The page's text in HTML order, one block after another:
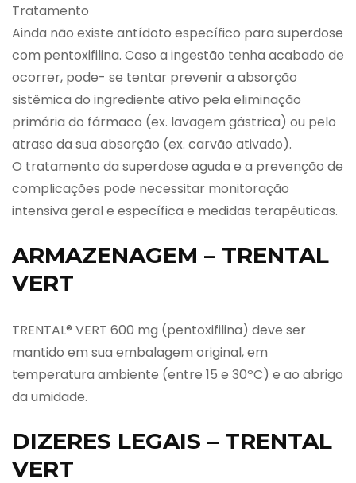
Tratamento
Ainda não existe antídoto específico para superdose
com pentoxifilina. Caso a ingestão tenha acabado de
ocorrer, pode- se tentar prevenir a absorção
sistêmica do ingrediente ativo pela eliminação
primária do fármaco (ex. lavagem gástrica) ou pelo
atraso da sua absorção (ex. carvão ativado).
O tratamento da superdose aguda e a prevenção de
complicações pode necessitar monitoração
intensiva geral e específica e medidas terapêuticas.
ARMAZENAGEM – TRENTAL
VERT
TRENTAL® VERT 600 mg (pentoxifilina) deve ser
mantido em sua embalagem original, em
temperatura ambiente (entre 15 e 30ºC) e ao abrigo
da umidade.
DIZERES LEGAIS – TRENTAL
VERT